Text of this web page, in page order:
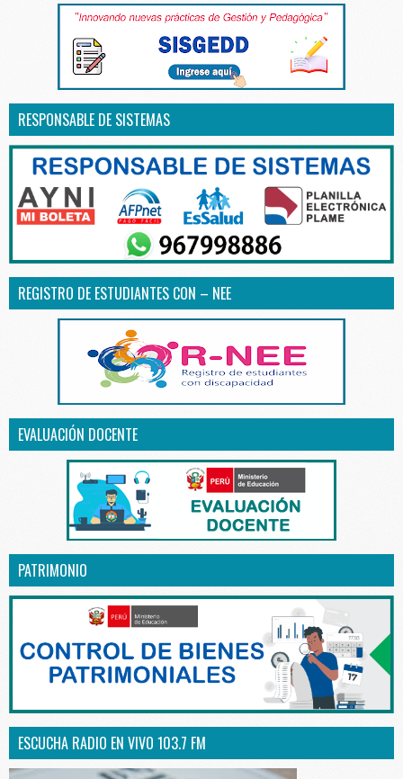
RESPONSABLE DE SISTEMAS
REGISTRO DE ESTUDIANTES CON – NEE
EVALUACIÓN DOCENTE
PATRIMONIO
ESCUCHA RADIO EN VIVO 103.7 FM